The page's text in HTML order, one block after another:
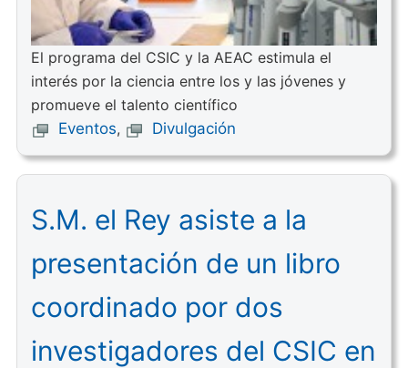
El programa del CSIC y la AEAC estimula el
interés por la ciencia entre los y las jóvenes y
promueve el talento científico
Eventos, Divulgación
S.M. el Rey asiste a la
presentación de un libro
coordinado por dos
investigadores del CSIC en